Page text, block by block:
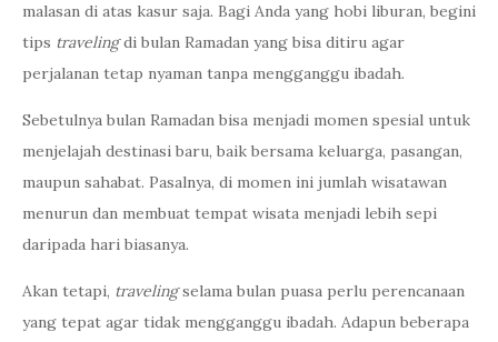
malasan di atas kasur saja. Bagi Anda yang hobi liburan, begini
tips travelingdi bulan Ramadan yang bisa ditiru agar
perjalanan tetap nyaman tanpa mengganggu ibadah.
Sebetulnya bulan Ramadan bisa menjadi momen spesial untuk
menjelajah destinasi baru, baik bersama keluarga, pasangan,
maupun sahabat. Pasalnya, di momen ini jumlah wisatawan
menurun dan membuat tempat wisata menjadi lebih sepi
daripada hari biasanya.
Akan tetapi, travelingselama bulan puasa perlu perencanaan
yang tepat agar tidak mengganggu ibadah. Adapun beberapa